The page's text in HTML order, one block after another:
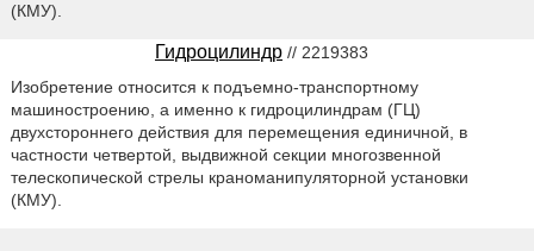
(КМУ).
Гидроцилиндр // 2219383
Изобретение относится к подъемно-транспортному
машиностроению, а именно к гидроцилиндрам (ГЦ)
двухстороннего действия для перемещения единичной, в
частности четвертой, выдвижной секции многозвенной
телескопической стрелы краноманипуляторной установки
(КМУ).